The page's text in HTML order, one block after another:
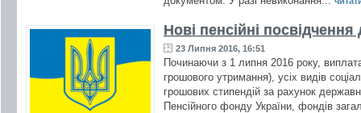
Нові пенсійні
23 Липня 2016, 16:51
Починаючи з 1 липня 2016 року,
грошового утримання), усіх видів
грошових стипендій за рахунок
Пенсійного фонду України, фондів